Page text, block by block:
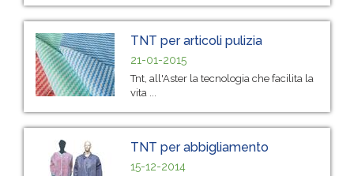
TNT per articoli pulizia
21-01-2015
Tnt, all'Aster la tecnologia che facilita la
vita ...
TNT per abbigliamento
15-12-2014